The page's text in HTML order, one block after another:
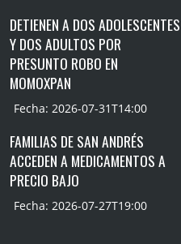
DETIENEN A DOS ADOLESCENTES
Y DOS ADULTOS POR
PRESUNTO ROBO EN
MOMOXPAN
Fecha: 2026-07-31T14:00
FAMILIAS DE SAN ANDRÉS
ACCEDEN A MEDICAMENTOS A
PRECIO BAJO
Fecha: 2026-07-27T19:00